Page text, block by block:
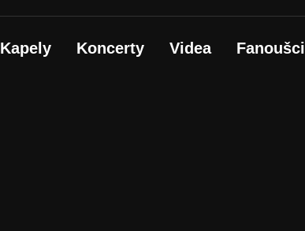
Kapely Koncerty Videa Fanoušci